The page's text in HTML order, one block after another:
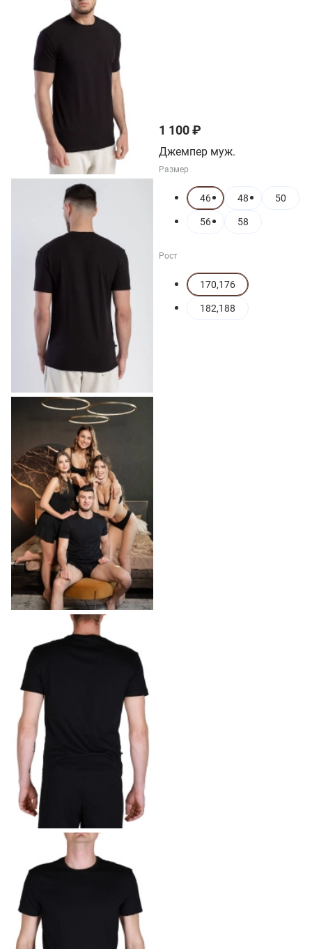
1 100 ₽
Джемпер муж.
Размер
46 48 50
56 58
Рост
170,176
182,188